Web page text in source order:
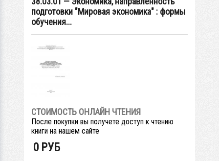
подготовки "Мировая экономика" : формы
обучения...
СТОИМОСТЬ ОНЛАЙН ЧТЕНИЯ
После покупки вы получете доступ к чтению
книги на нашем сайте
0 РУБ